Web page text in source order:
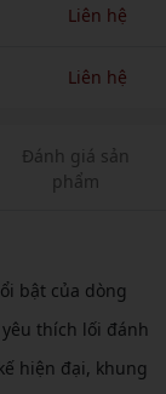
Liên hệ
Liên hệ
Đánh giá sản
phẩm
bật của dòng
thích lối đánh
hiện đại, khung